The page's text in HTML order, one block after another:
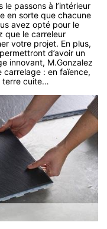
passons à l’intérieur
en sorte que chacune
avez opté pour le
que le carreleur
votre projet. En plus,
d’avoir un
innovant, M.Gonzalez
carrelage : en faïence,
terre cuite…